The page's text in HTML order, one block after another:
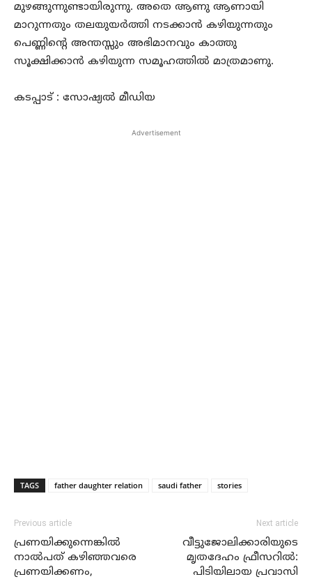
മുഴങ്ങുന്നുണ്ടായിരുന്നു. അതെ ആണു ആണായി
മാറുന്നതും തലയുയര്‍ത്തി നടക്കാന്‍ കഴിയുന്നതും
പെണ്ണിന്റെ അന്തസ്സും അഭിമാനവും കാത്തു
സൂക്ഷിക്കാന്‍ കഴിയുന്ന സമൂഹത്തില്‍ മാത്രമാണു.
കടപ്പാട് : സോഷ്യല്‍ മീഡിയ
Advertisement
TAGS father daughter relation saudi father stories
Previous article
പ്രണയിക്കുന്നെങ്കില്‍
നാല്‍പത് കഴിഞ്ഞവരെ
പ്രണയിക്കണം,
Next article
വീട്ടുജോലിക്കാരിയുടെ
മൃതദേഹം ഫ്രീസറില്‍:
പിടിയിലായ പ്രവാസി